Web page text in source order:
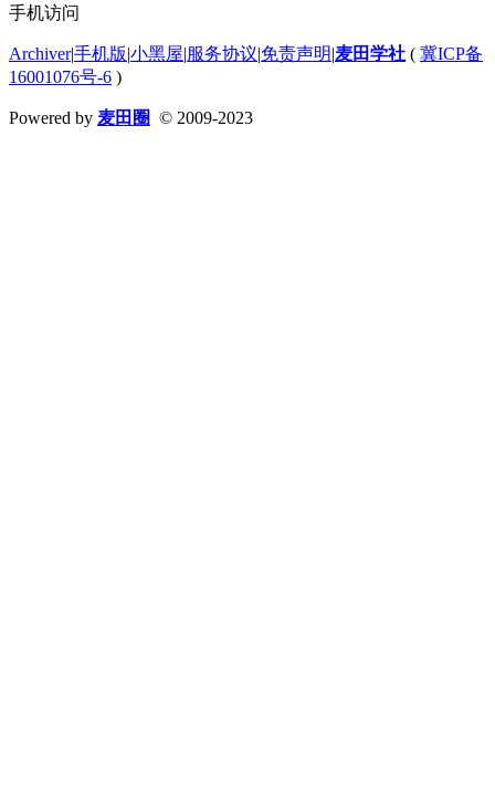
手机访问
Archiver|手机版|小黑屋|服务协议|免责声明|麦田学社 ( 冀ICP备
16001076号-6 )
Powered by 麦田圈 © 2009-2023